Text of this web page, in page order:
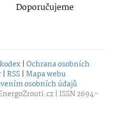
Doporučujeme
| Ochrana osobních
| RSS | Mapa webu
osobních údajů
| ISSN 2694-